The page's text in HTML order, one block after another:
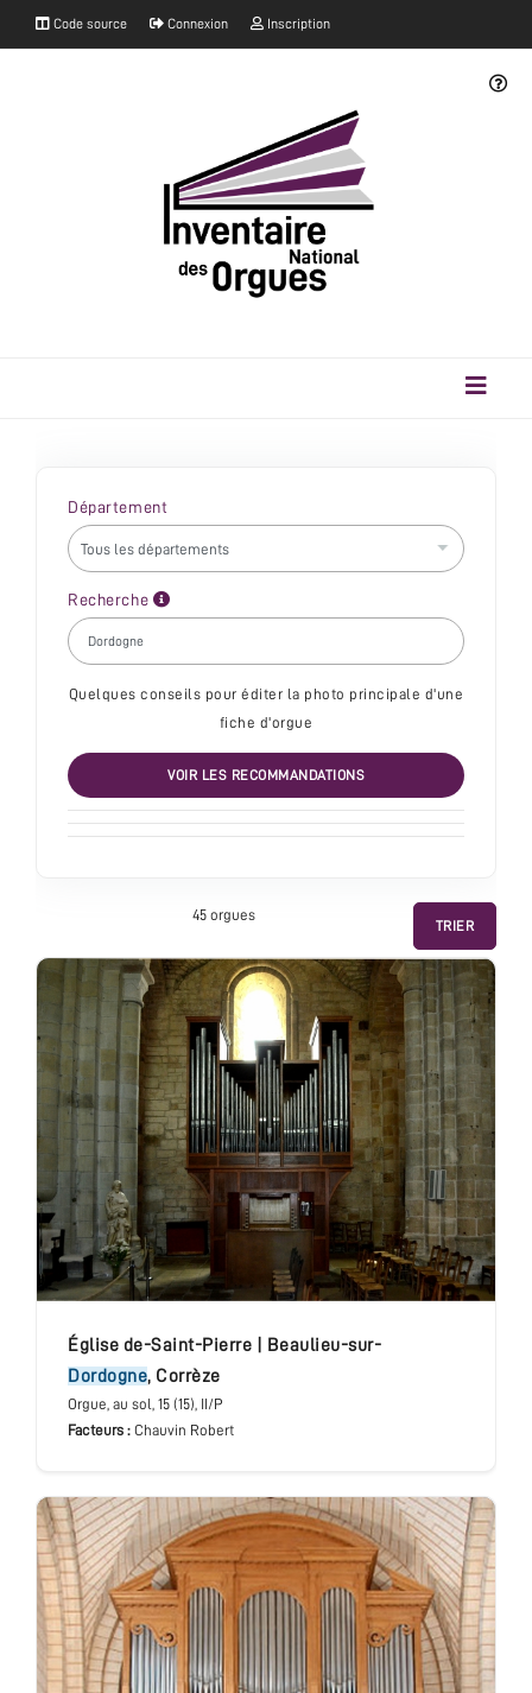
Code source Connexion Inscription
Département
Recherche
Quelques conseils pour éditer la photo principale d'une
fiche d'orgue
VOIR LES RECOMMANDATIONS
TRIER
45 orgues
église de-Saint-Pierre
Beaulieu-sur-
Dordogne, Corrèze
Orgue, au sol , 15 (15), II/P
Facteurs : Chauvin Robert